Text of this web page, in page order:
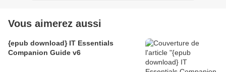
Vous aimerez aussi
{epub download} IT Essentials
Companion Guide v6